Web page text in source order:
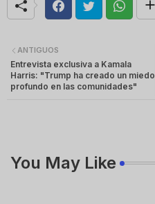
ANTIGUOS
Entrevista exclusiva a Kamala
Harris: "Trump ha creado un miedo
profundo en las comunidades"
You May Like